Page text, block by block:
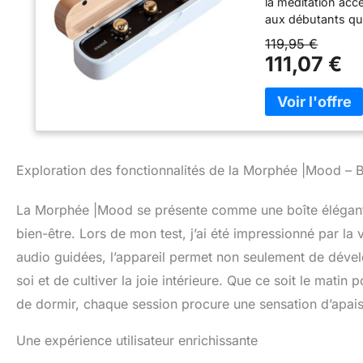
aux débutants
Son design
MÉDITATION
séances audio
couvrant 10
offrant ainsi une
améliore votre
expérience de
CADEAU DE
la fête des
unique.
119,95 €
111,07 €
Exploration des fonctionnalités de la Morphée |Mood –
La Morphée |Mood se présente comme une boîte
bien-être. Lors de mon test, j’ai été impressionné par
audio guidées, l’appareil permet non seulement de
soi et de cultiver la joie intérieure. Que ce soit le matin
de dormir, chaque session procure une sensation
Une expérience utilisateur enrichissante